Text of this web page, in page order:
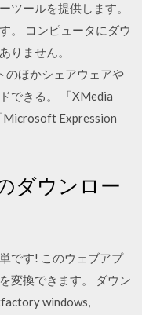
ツールを提供します。
。 コンピュータにダウ
りません。
ほかシェアウェアや
できる。 「XMedia
Microsoft Expression
ダウンロー
です! このウェブアプ
変換できます。 ダウン
windows,